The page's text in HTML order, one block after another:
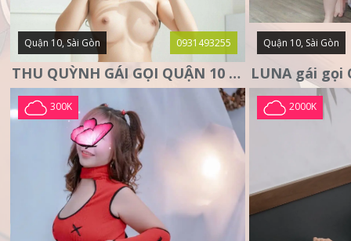
Quận 10, Sài Gòn 0931493255
THU QUỲNH GÁI GỌI QUẬN 10 – MẶT XINH DA TRẮNG – SANG
Quận 10, Sài Gòn
300K 2000K